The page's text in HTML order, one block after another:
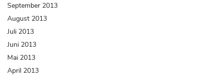
September 2013
August 2013
Juli 2013
Juni 2013
Mai 2013
April 2013